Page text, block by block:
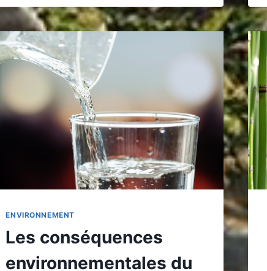
ENVIRONNEMENT
Les conséquences
environnementales du